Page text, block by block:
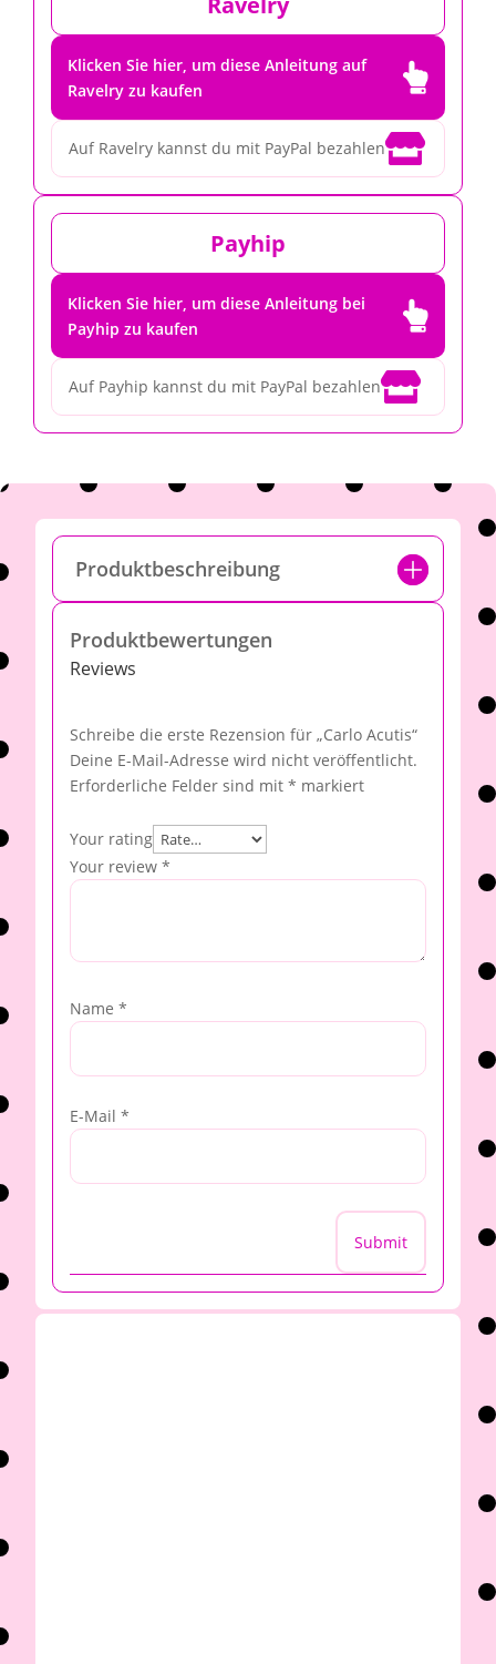
Klicken Sie hier, um diese Anleitung auf
Ravelry zu kaufen

Auf Ravelry kannst du mit PayPal bezahlen
Payhip
Klicken Sie hier, um diese Anleitung bei
Payhip zu kaufen

Auf Payhip kannst du mit PayPal bezahlen
Produktbeschreibung
Produktbewertungen
Reviews
Schreibe die erste Rezension für „Carlo Acutis“
Deine E-Mail-Adresse wird nicht veröffentlicht.
Erforderliche Felder sind mit * markiert
Your rating
Your review *
Name *
E-Mail *
Submit